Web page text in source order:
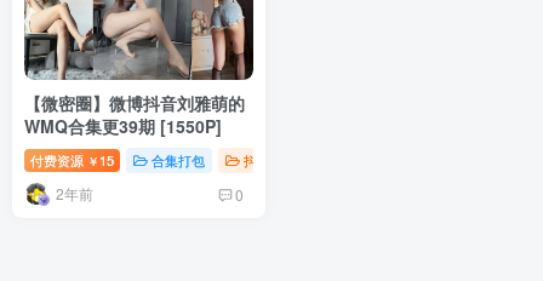
【微密圈】微博抖音刘雅萌的
WMQ合集更39期 [1550P]
付费资源 ￥ 15 合集打包 抖音微密
2年前 0